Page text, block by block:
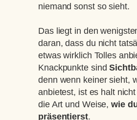
niemand sonst so sieht.
Das liegt in den
daran, dass du nicht
etwas wirklich Tolles
Knackpunkte sind
denn wenn keiner sieht,
anbietest, ist es halt
die Art und Weise,wie
präsentierst.